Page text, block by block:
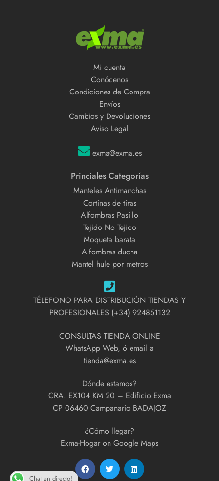
Mi cuenta
Conócenos
Condiciones de Compra
Envíos
Cambios y Devoluciones
Aviso Legal
exma@exma.es
Princiales Categorías
Manteles Antimanchas
Cortinas de tiras
Alfombras Pasillo
Tejido No Tejido
Moqueta barata
Alfombras ducha
Mantel hule por metros
TÉLEFONO PARA DISTRIBUCIÓN TIENDAS Y
PROFESIONALES (+34) 924851132
CONSULTAS TIENDA ONLINE
WhatsApp Web, ó email a
tienda@exma.es
Dónde estamos?
CRA. EX104 KM 20 – Edificio Exma
CP 06460 Campanario BADAJOZ
¿Cómo llegar?
Exma-Hogar on Google Maps
Chat en directo!